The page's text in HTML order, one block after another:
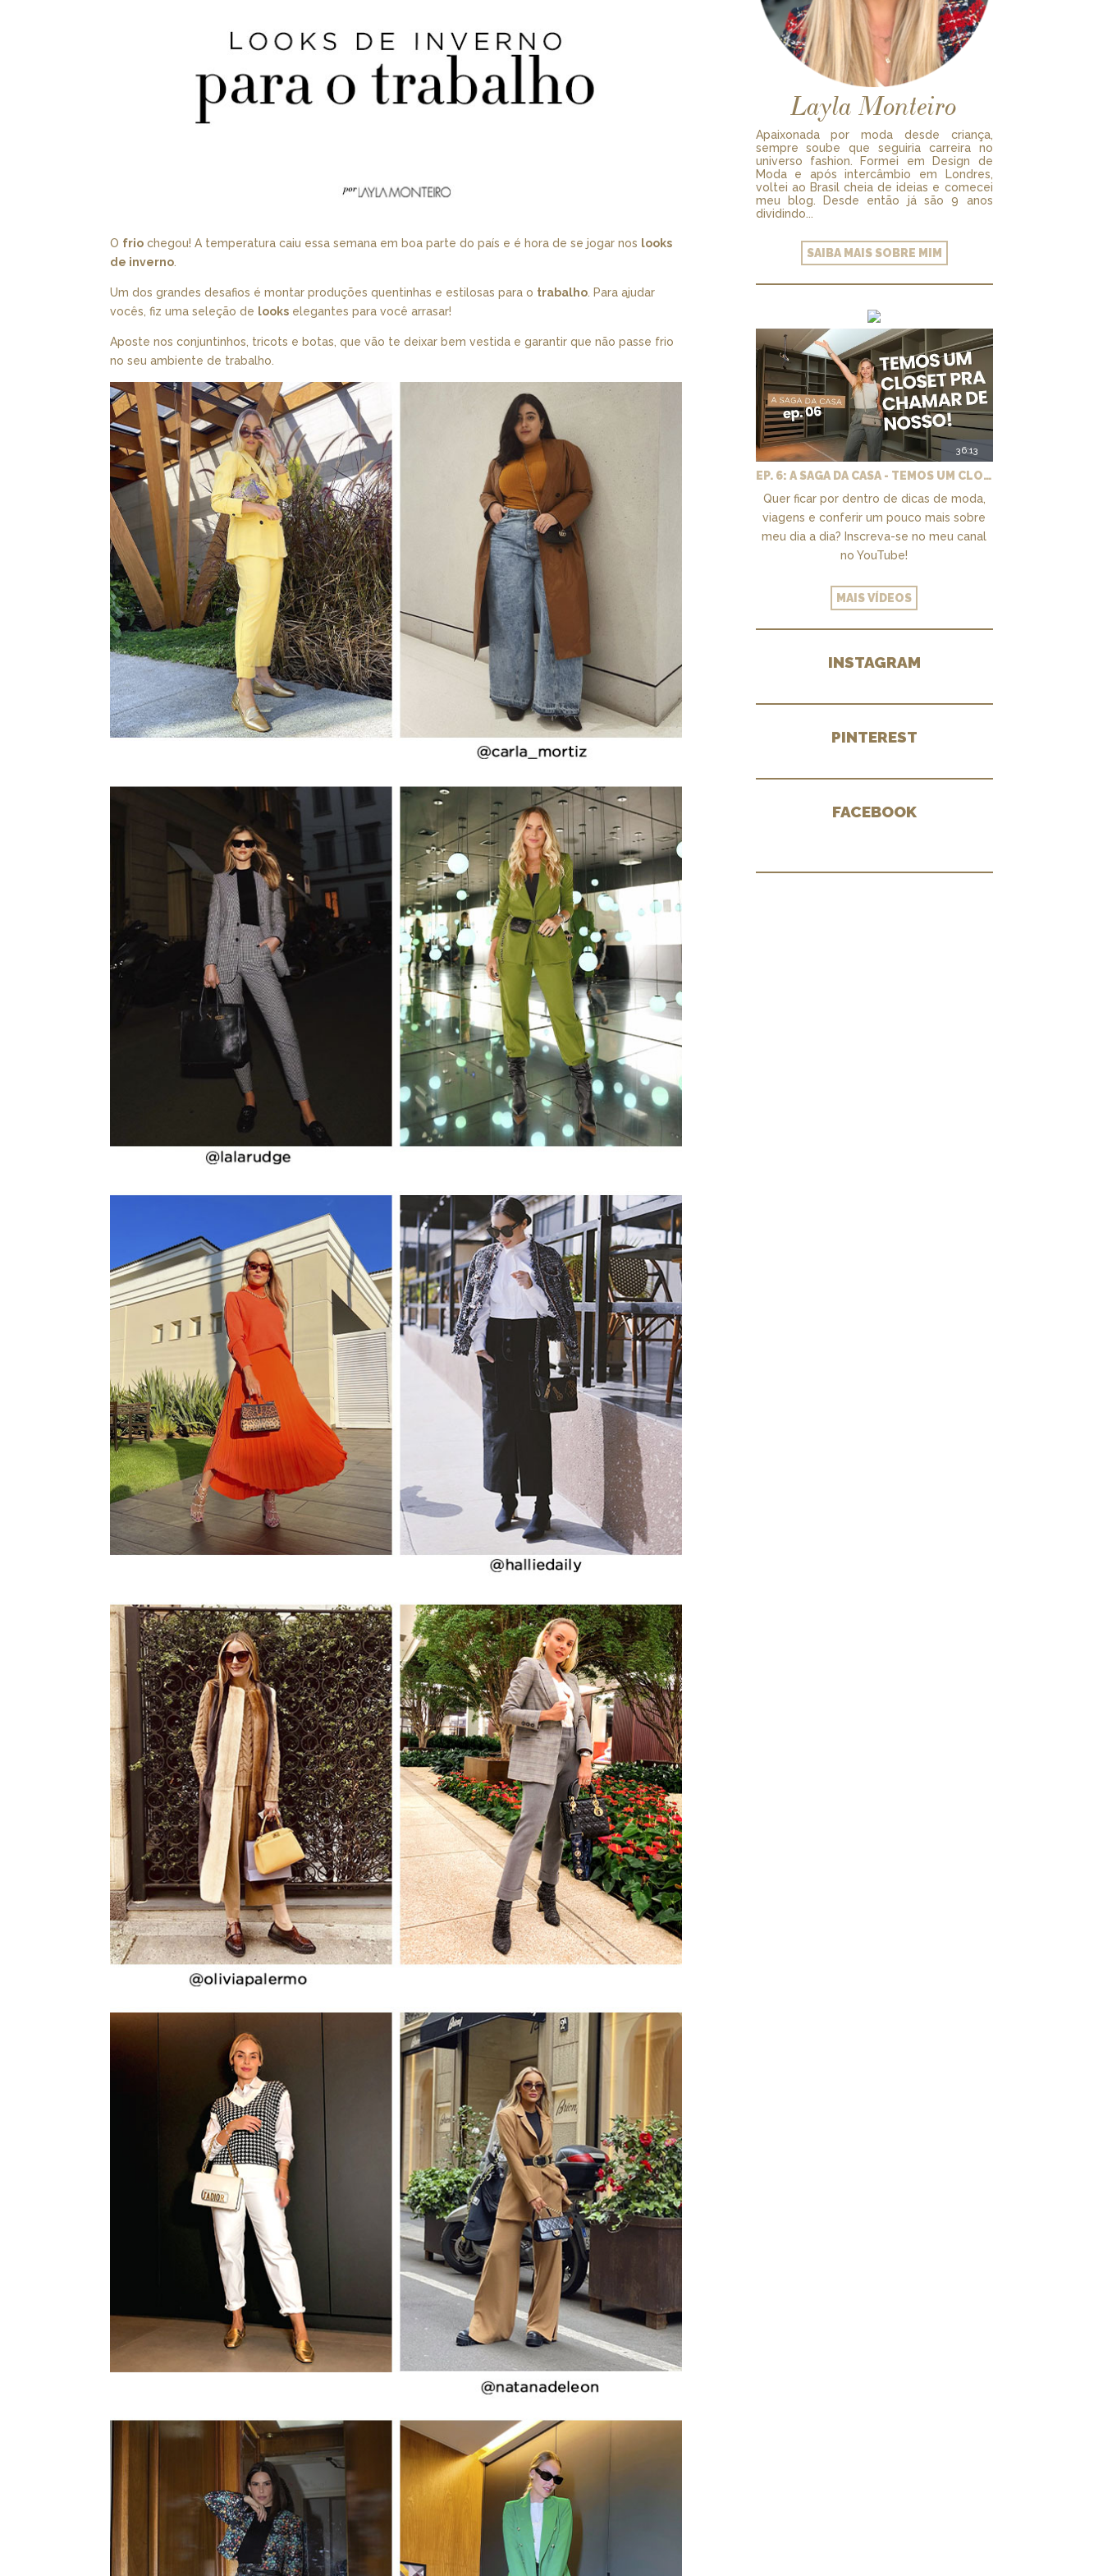
O frio chegou! A temperatura caiu essa semana em boa parte do país e é hora de se jogar nos looks
de inverno.
Um dos grandes desafios é montar produções quentinhas e estilosas para o trabalho. Para ajudar
vocês, fiz uma seleção de looks elegantes para você arrasar!
Aposte nos conjuntinhos, tricots e botas, que vão te deixar bem vestida e garantir que não passe frio
no seu ambiente de trabalho.
Layla Monteiro
Apaixonada por moda desde criança,
sempre soube que seguiria carreira no
universo fashion. Formei em Design de
Moda e após intercâmbio em Londres,
voltei ao Brasil cheia de ideias e comecei
meu blog. Desde então já são 9 anos
dividindo...
SAIBA MAIS SOBRE MIM
36:13
EP. 6: A SAGA DA CASA - TEMOS UM CLOSET PRA CHAMAR DE NOSSO + MARCENARIA E PAISAGISMO
Quer ficar por dentro de dicas de moda,
viagens e conferir um pouco mais sobre
meu dia a dia? Inscreva-se no meu canal
no YouTube!
MAIS VÍDEOS
INSTAGRAM
PINTEREST
FACEBOOK